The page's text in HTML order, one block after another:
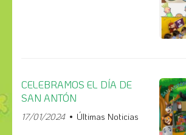
CELEBRAMOS EL DÍA DE
SAN ANTÓN
17/01/2024 Últimas Noticias